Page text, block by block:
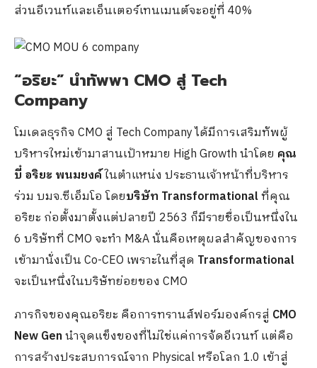
ส่วนอีเวนท์และเอ็นเตอร์เทนเมนต์จะอยู่ที่ 40%
“อริยะ” นำทัพพา CMO สู่ Tech
Company
โมเดลธุรกิจ CMO สู่ Tech Company ได้มีการเสริมทัพผู้
บริหารใหม่เข้ามาสานเป้าหมาย High Growth นำโดย คุณ
บี๋ อริยะ พนมยงค์ในตำแหน่ง ประธานเจ้าหน้าที่บริหาร
ร่วม บมจ.ซีเอ็มโอ โดยบริษัท Transformationalที่คุณ
อริยะ ก่อตั้งมาตั้งแต่ปลายปี 2563 ก็มีรายชื่อเป็นหนึ่งใน
6 บริษัทที่ CMO จะทำ M&A นั่นคือเหตุผลสำคัญของการ
เข้ามานั่งเป็น Co-CEO เพราะในที่สุด Transformational
จะเป็นหนึ่งในบริษัทย่อยของ CMO
ภารกิจของคุณอริยะ คือการทรานส์ฟอร์มองค์กรสู่ CMO
New Genนำจุดแข็งของที่ไม่ใช่แค่การจัดอีเวนท์ แต่คือ
การสร้างประสบการณ์จาก Physical หรือโลก 1.0 เข้าสู่